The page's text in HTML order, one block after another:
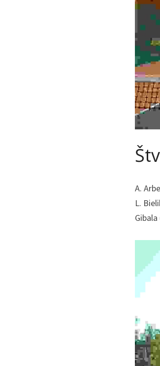
A.
L.